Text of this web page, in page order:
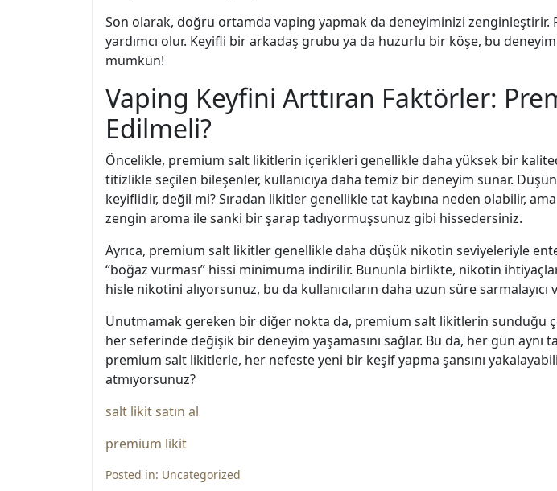
Son olarak, doğru ortamda vaping yapmak da deneyiminizi
yardımcı olur. Keyifli bir arkadaş grubu ya da huzurlu bir köşe, bu
mümkün!
Vaping Keyfini Arttıran Faktörler:
Edilmeli?
Öncelikle, premium salt likitlerin içerikleri genellikle daha yüksek bir
titizlikle seçilen bileşenler, kullanıcıya daha temiz bir deneyim sunar.
keyiflidir, değil mi? Sıradan likitler genellikle tat kaybına neden olabilir,
zengin aroma ile sanki bir şarap tadıyormuşsunuz gibi hissedersiniz.
Ayrıca, premium salt likitler genellikle daha düşük nikotin seviyeleriyle
“boğaz vurması” hissi minimuma indirilir. Bununla birlikte, nikotin
hisle nikotini alıyorsunuz, bu da kullanıcıların daha uzun süre
Unutmamak gereken bir diğer nokta da, premium salt likitlerin sunduğu
her seferinde değişik bir deneyim yaşamasını sağlar. Bu da, her gün aynı
premium salt likitlerle, her nefeste yeni bir keşif yapma şansını
atmıyorsunuz?
salt likit satın al
premium likit
Posted in: Uncategorized